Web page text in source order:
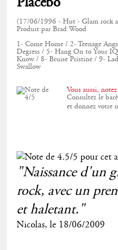
(17/06/1996 - Hut - Glam rock
Produit par Brad Wood
1- Come Home / 2- Teenage
Degress / 5- Hang On to Your
Know / 8- Bruise Pristine / 9-
Swallow
Vous aussi,
Consultez le
et donnez votre
"Naissance d'un
rock, avec un
et haletant."
Nicolas, le 18/06/2009